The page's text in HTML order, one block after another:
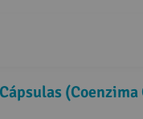
(Coenzima